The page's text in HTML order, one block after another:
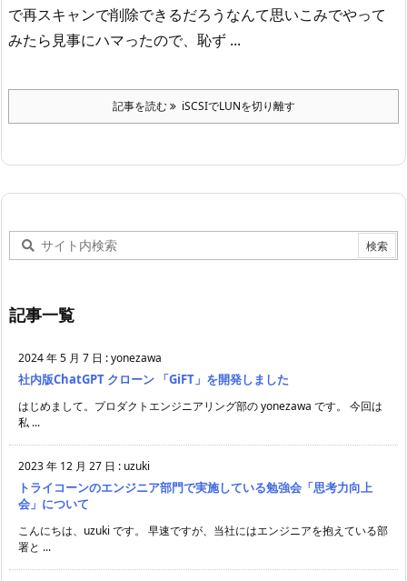
で再スキャンで削除できるだろうなんて思いこみでやって
みたら見事にハマったので、恥ず ...
記事を読む iSCSIでLUNを切り離す
記事一覧
2024 年 5 月 7 日 :yonezawa
社内版ChatGPT クローン 「GiFT」を開発しました
はじめまして。プロダクトエンジニアリング部の yonezawa です。 今回は
私 ...
2023 年 12 月 27 日 : uzuki
トライコーンのエンジニア部門で実施している勉強会「思考力向上
会」について
こんにちは、uzuki です。 早速ですが、当社にはエンジニアを抱えている部
署と ...